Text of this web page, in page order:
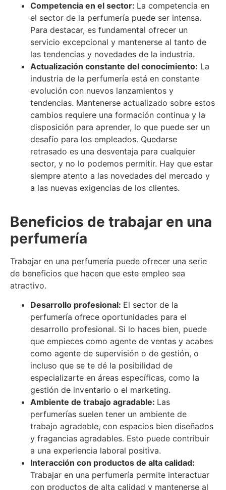
Competencia en el sector: La competencia en
el sector de la perfumería puede ser intensa.
Para destacar, es fundamental ofrecer un
servicio excepcional y mantenerse al tanto de
las tendencias y novedades de la industria.
Actualización constante del conocimiento: La
industria de la perfumería está en constante
evolución con nuevos lanzamientos y
tendencias. Mantenerse actualizado sobre estos
cambios requiere una formación continua y la
disposición para aprender, lo que puede ser un
desafío para los empleados. Quedarse
retrasado es una desventaja para cualquier
sector, y no lo podemos permitir. Hay que estar
siempre atento a las novedades del mercado y
a las nuevas exigencias de los clientes.
Beneficios de trabajar en una
perfumería
Trabajar en una perfumería puede ofrecer una serie
de beneficios que hacen que este empleo sea
atractivo.
Desarrollo profesional: El sector de la
perfumería ofrece oportunidades para el
desarrollo profesional. Si lo haces bien, puede
que empieces como agente de ventas y acabes
como agente de supervisión o de gestión, o
incluso que se te dé la posibilidad de
especializarte en áreas específicas, como la
gestión de inventario o el marketing.
Ambiente de trabajo agradable: Las
perfumerías suelen tener un ambiente de
trabajo agradable, con espacios bien diseñados
y fragancias agradables. Esto puede contribuir
a una experiencia laboral positiva.
Interacción con productos de alta calidad:
Trabajar en una perfumería permite interactuar
con productos de alta calidad y mantenerse al